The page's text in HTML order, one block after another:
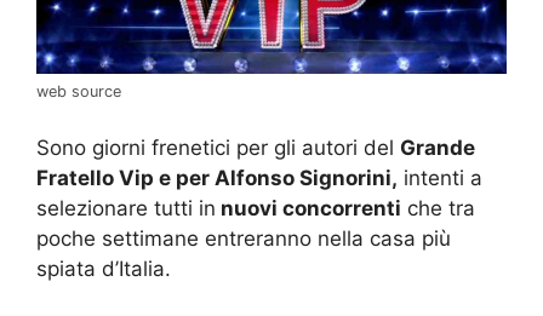
web source
Sono giorni frenetici per gli autori del Grande
Fratello Vip e per Alfonso Signorini, intenti a
selezionare tutti in nuovi concorrenti che tra
poche settimane entreranno nella casa più
spiata d’Italia.